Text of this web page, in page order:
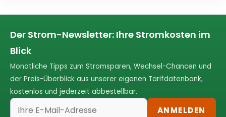
Der Strom-Newsletter: Ihre Stromkosten im
Blick
Monatliche Tipps zum Stromsparen, Wechsel-Chancen und
der Preis-Überblick aus unserer eigenen Tarifdatenbank,
kostenlos und jederzeit abbestellbar.
ANMELDEN